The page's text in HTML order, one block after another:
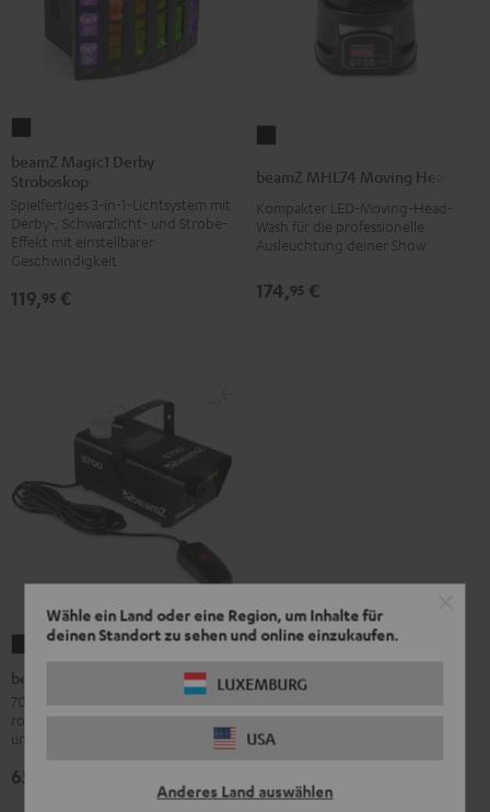
Wähle ein Land oder eine Region, um Inhalte für
deinen Standort zu sehen und online einzukaufen.
LUXEMBURG
USA
Anderes Land auswählen
Magic1
Derby
Stroboskop
Schwarz
beamZ Magic1 Derby
Stroboskop
Spielfertiges 3-in-1-Lichtsystem mit
Derby-, Schwarzlicht- und Strobe-
Effekt mit einstellbarer
Geschwindigkeit
119,95 €
Moving
Head
Schwarz
beamZ MHL74 Moving Head
Kompakter LED-Moving-Head-
Wash für die professionelle
Ausleuchtung deiner Show
174,95 €
beamZ
beamZ S700 Nebelmaschine
700-Watt-Nebelmaschine in
robuster Ausführung für Bühne, Bar
und Club
65,